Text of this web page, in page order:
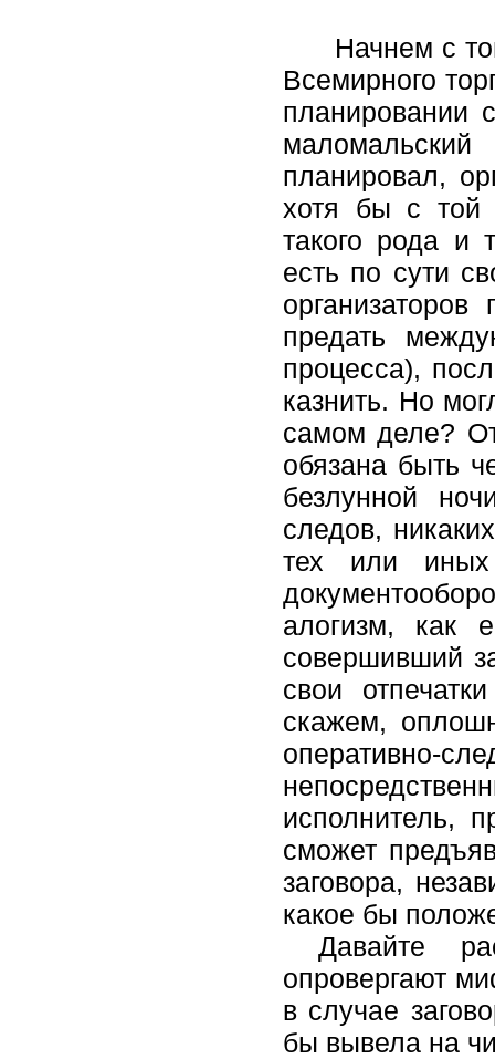
Начнем с
Всемирного
планировании
маломальский
планировал,
хотя бы с той
такого рода и
есть по сути
предать
процесса),
казнить. Но
самом деле?
обязана быть
безлунной
следов,
тех или
алогизм, как
совершивший
свои
скажем,
оперативно-
исполнитель,
сможет
заговора,
какое бы
Давайте
опровергают
в случае
бы вывела на